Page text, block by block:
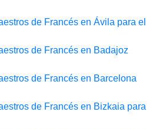
de Francés en Ávila para el
de Francés en Badajoz
de Francés en Barcelona
de Francés en Bizkaia para